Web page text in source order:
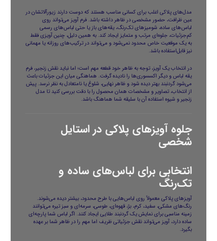
مدل‌های پلاکی اغلب برای کسانی مناسب هستند که دوست دارند زیورآلاتشان در
عین ظرافت، حضور مشخصی در ظاهر داشته باشد. فرم آویز می‌تواند روی
لباس‌های ساده، شومیزهای تک‌رنگ، یقه‌های باز یا حتی لباس‌های رسمی
کم‌جزئیات، جلوه‌ای مرتب و متمایز ایجاد کند. به همین دلیل، چنین آویزی فقط
به یک موقعیت خاص محدود نمی‌شود و می‌تواند در ترکیب‌های روزانه یا مهمانی
نیز قابل‌استفاده باشد.
در انتخاب یک آویز، توجه به ظاهر خود قطعه مهم است؛ اما نباید نقش زنجیر، فرم
یقه لباس و دیگر اکسسوری‌ها را نادیده گرفت. هماهنگی میان این جزئیات باعث
می‌شود گردنبند بهتر دیده شود و ظاهر نهایی، شلوغ یا نامتعادل به نظر نرسد. پیش
از انتخاب، تصاویر و مشخصات همان محصول را با دقت بررسی کنید تا مدل
زنجیر و شیوه استفاده آن با سلیقه شما هماهنگ باشد.
جلوه آویزهای پلاکی در استایل
شخصی
انتخابی برای لباس‌های ساده و
تک‌رنگ
آویزهای پلاکی معمولاً روی لباس‌هایی با طرح محدود، بیشتر دیده می‌شوند.
رنگ‌های مشکی، سفید، کرم، بژ، قهوه‌ای، طوسی، سرمه‌ای و سبز تیره می‌توانند
زمینه مناسبی برای نمایش یک گردنبند طلایی ایجاد کنند. اگر لباس شما پارچه‌ای
ساده دارد، آویز می‌تواند نقش جزئیاتی ظریف اما مهم را در ظاهر شما بر عهده
بگیرد.